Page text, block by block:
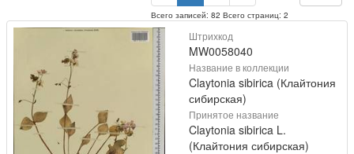
Всего записей: 82 Всего страниц: 2
Штрихкод
MW0058040
Название в коллекции
Claytonia sibirica (Клайтония
сибирская)
Принятое название
Claytonia sibirica L.
(Клайтония сибирская)